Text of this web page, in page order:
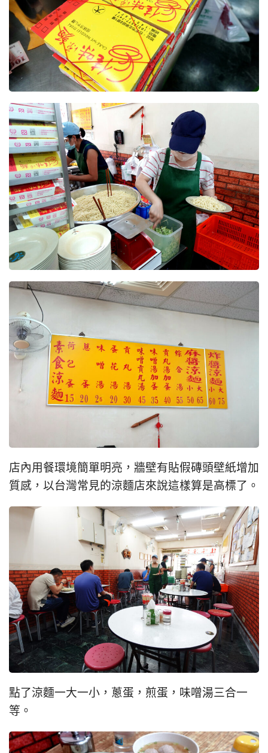
店內用餐環境簡單明亮，牆壁有貼假磚頭壁紙增加
質感，以台灣常見的涼麵店來說這樣算是高標了。
點了涼麵一大一小，蔥蛋，煎蛋，味噌湯三合一
等。